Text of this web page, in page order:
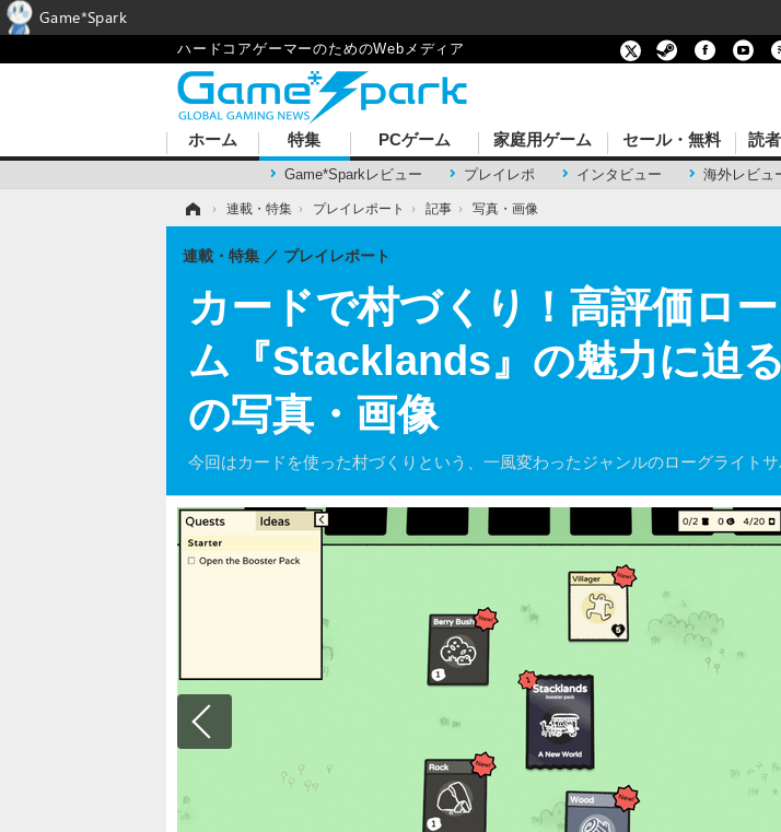
ハードコアゲーマーのためのWebメディア
ホーム 特集
Game*Sparkレビュー プレイレポ インタビュー 海外レビュ
PCゲーム 家庭用ゲーム セール・無料 読
› 連載・特集 › プレイレポート › 記事 › 写真・画像
カードで村づくり！高評価ロ
ム『Stacklands』の魅力に迫
の写真・画像
今回はカードを使った村づくりという、一風変わったジャンルのローグライト
連載・特集 プレイレポート
Game*Spark